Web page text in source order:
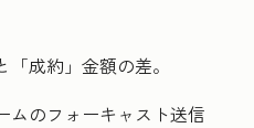
「成約」 金額の差。
ムのフォーキャスト送信